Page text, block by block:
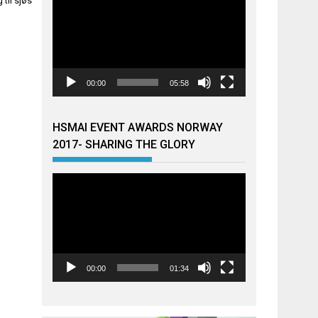
00:00 05:58
HSMAI EVENT AWARDS NORWAY
2017- SHARING THE GLORY
00:00 01:34